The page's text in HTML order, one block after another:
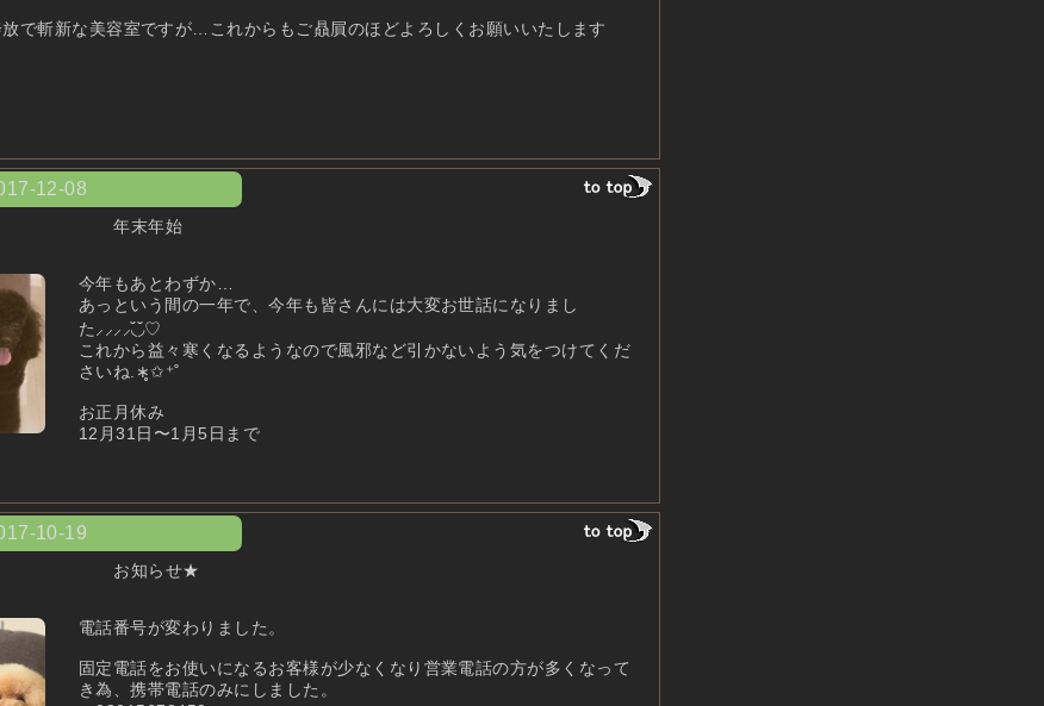
で斬新な美容室ですが…これからもご贔屓のほどよろしくお願いいたします
12-08
年末年始
今年もあとわずか…
あっという間の一年で、今年も皆さんには大変お世話になりまし
た⸝⸝⸝⸝◟̆◞̆♡
これから益々寒くなるようなので風邪など引かないよう気をつけてくだ
さいね.∗̥✩⁺˚
お正月休み
12月31日〜1月5日まで
10-19
お知らせ★
電話番号が変わりました。
固定電話をお使いになるお客様が少なくなり営業電話の方が多くなって
き為、携帯電話のみにしました。